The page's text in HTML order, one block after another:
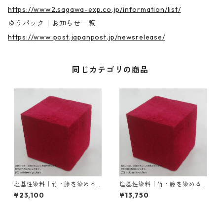
https://www2.sagawa-exp.co.jp/information/list/
ゆうパック｜お知らせ一覧
https://www.post.japanpost.jp/newsrelease/
同じカテゴリの商品
塩基性染料｜竹・籐を染める
｜1kg｜塩基性レット（赤色
系）
¥23,100
塩基性染料｜竹・籐を染める
｜500g｜塩基性レット（赤色
系）
¥13,750